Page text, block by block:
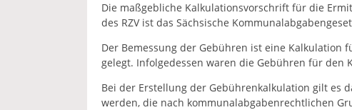
Die maßgebliche Kalkulationsvorschrift für die
des RZV ist das Sächsische
Der Bemessung der Gebühren ist eine
gelegt. Infolgedessen waren die Gebühren für den
Bei der Erstellung der Gebührenkalkulation gilt es
werden, die nach kommunalabgabenrechtlichen